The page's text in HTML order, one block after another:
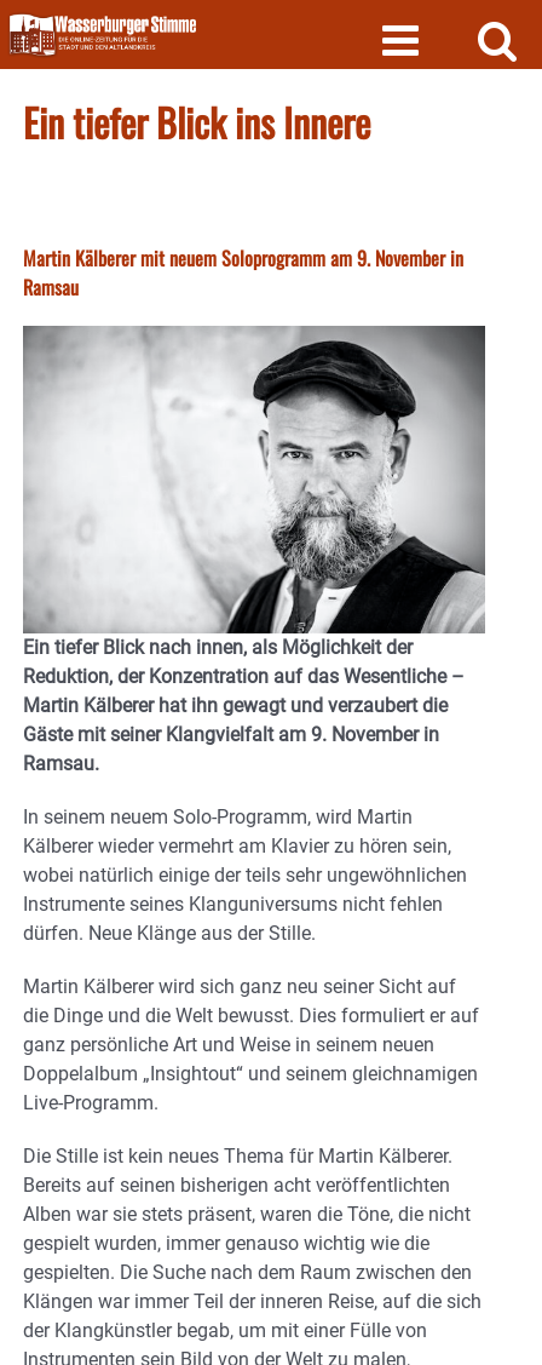
Skip
to
content
Ein tiefer Blick ins Innere
Martin Kälberer mit neuem Soloprogramm am 9. November in
Ramsau
Ein tiefer Blick nach innen, als Möglichkeit der
Reduktion, der Konzentration auf das Wesentliche –
Martin Kälberer hat ihn gewagt und verzaubert die
Gäste mit seiner Klangvielfalt am 9. November in
Ramsau.
In seinem neuem Solo-Programm, wird Martin
Kälberer wieder vermehrt am Klavier zu hören sein,
wobei natürlich einige der teils sehr ungewöhnlichen
Instrumente seines Klanguniversums nicht fehlen
dürfen. Neue Klänge aus der Stille.
Martin Kälberer wird sich ganz neu seiner Sicht auf
die Dinge und die Welt bewusst. Dies formuliert er auf
ganz persönliche Art und Weise in seinem neuen
Doppelalbum „Insightout“ und seinem gleichnamigen
Live-Programm.
Die Stille ist kein neues Thema für Martin Kälberer.
Bereits auf seinen bisherigen acht veröffentlichten
Alben war sie stets präsent, waren die Töne, die nicht
gespielt wurden, immer genauso wichtig wie die
gespielten. Die Suche nach dem Raum zwischen den
Klängen war immer Teil der inneren Reise, auf die sich
der Klangkünstler begab, um mit einer Fülle von
Instrumenten sein Bild von der Welt zu malen,